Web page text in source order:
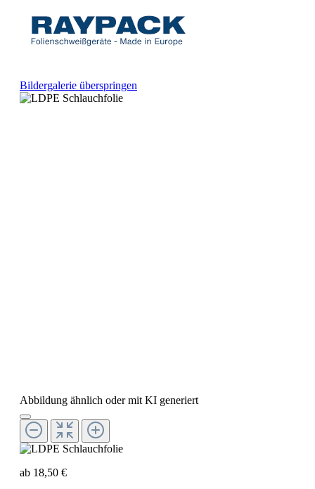
Bildergalerie überspringen
Abbildung ähnlich oder mit KI generiert
ab 18,50 €